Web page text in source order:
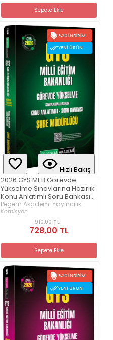
Sepete Ekle
%20 İNDIRIM
YENI ÜRÜN
Hızlı Bakış
2026 GYS MEB Görevde
Yükselme Sınavlarına Hazırlık
Konu Anlatımlı Soru Bankası
ŞUBE MÜDÜRLÜĞÜ
Pegem Akademi Yayıncılık
Komisyon
910,00 TL
728,00 TL
Sepete Ekle
%20 İNDIRIM
YENI ÜRÜN